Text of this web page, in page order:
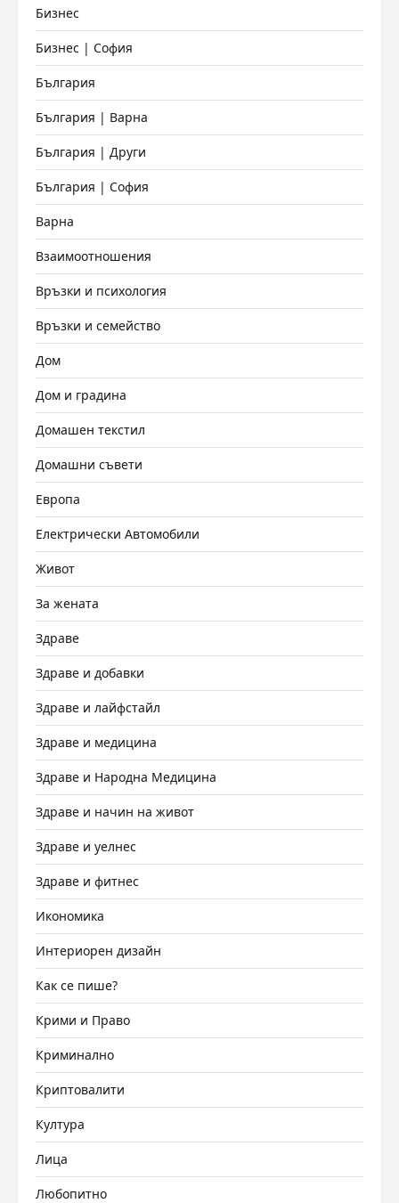
Бизнес
Бизнес | София
България
България | Варна
България | Други
България | София
Варна
Взаимоотношения
Връзки и психология
Връзки и семейство
Дом
Дом и градина
Домашен текстил
Домашни съвети
Европа
Електрически Автомобили
Живот
За жената
Здраве
Здраве и добавки
Здраве и лайфстайл
Здраве и медицина
Здраве и Народна Медицина
Здраве и начин на живот
Здраве и уелнес
Здраве и фитнес
Икономика
Интериорен дизайн
Как се пише?
Крими и Право
Криминално
Криптовалити
Култура
Лица
Любопитно